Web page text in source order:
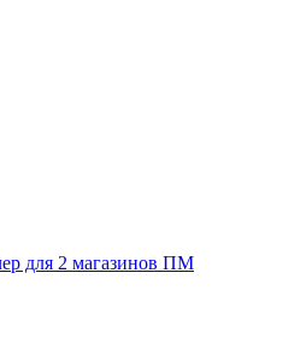
для 2 магазинов ПМ